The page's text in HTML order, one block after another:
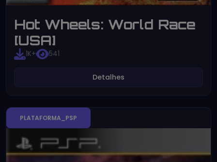
Hot Wheels: World Race
[USA]
1K+ 541
Detalhes
PLATAFORMA_PSP